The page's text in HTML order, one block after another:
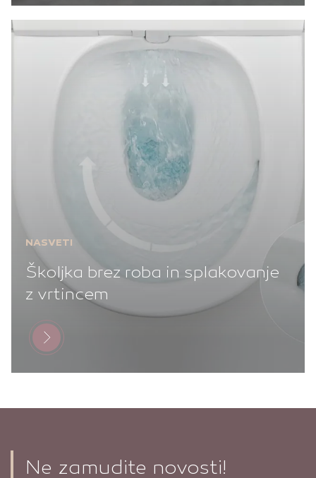
NASVETI
Školjka brez roba in splakovanje
z vrtincem
Ne zamudite novosti!